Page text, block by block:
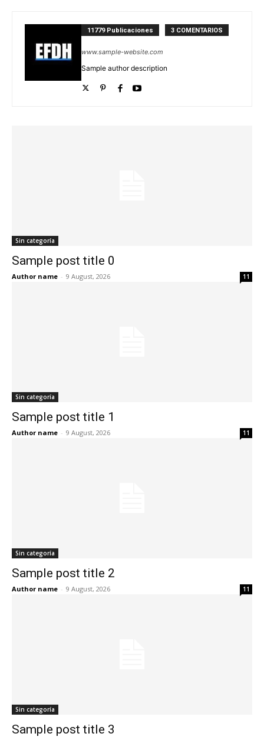
11779 Publicaciones 3 COMENTARIOS
www.sample-website.com
Sample author description
Sin categoría
Sample post title 0
Author name - 9 August, 2026 11
Sin categoría
Sample post title 1
Author name - 9 August, 2026 11
Sin categoría
Sample post title 2
Author name - 9 August, 2026 11
Sin categoría
Sample post title 3